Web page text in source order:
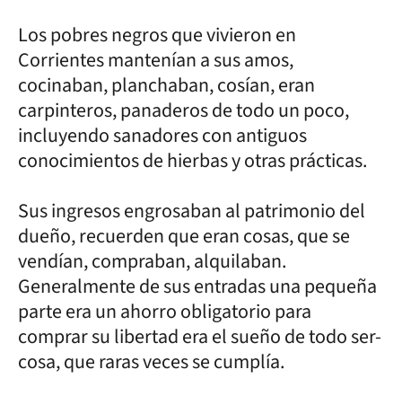
Los pobres negros que vivieron en
Corrientes mantenían a sus amos,
cocinaban, planchaban, cosían, eran
carpinteros, panaderos de todo un poco,
incluyendo sanadores con antiguos
conocimientos de hierbas y otras prácticas.
Sus ingresos engrosaban al patrimonio del
dueño, recuerden que eran cosas, que se
vendían, compraban, alquilaban.
Generalmente de sus entradas una pequeña
parte era un ahorro obligatorio para
comprar su libertad era el sueño de todo ser-
cosa, que raras veces se cumplía.